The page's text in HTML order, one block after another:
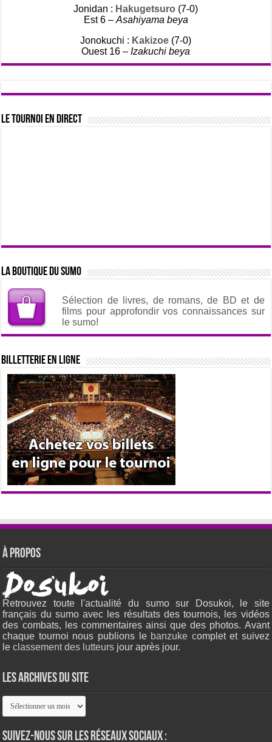
Jonidan : Hakugetsuro (7-0)
Est 6 – Asahiyama beya
Jonokuchi : Kakizoe (7-0)
Ouest 16 –Izakuchi beya
Le tournoi en direct
La boutique du sumo
Sélection de livres, de romans, de BD et de
films pour approfondir vos connaissances sur
le sumo!
Billetterie en ligne
À propos
Retrouvez toute l'actualité du sumo sur Dosukoi, le site
français du sumo avec les résultats des tournois, les vidéos
des combats, les commentaires ainsi que des photos. Avant
chaque tournoi nous publions le banzuke complet et suivez
leclassement des lutteurs jour après jour.
Les archives du site
Les
archives
site
Suivez-nous sur les réseaux sociaux :